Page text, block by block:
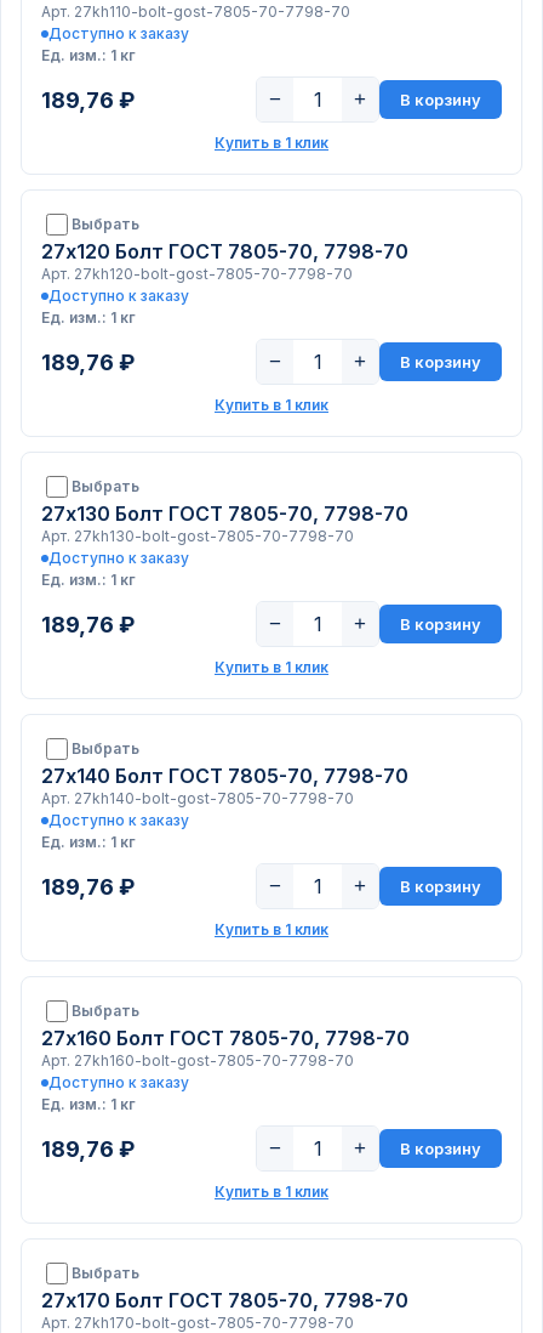
Арт. 27kh110-bolt-gost-7805-70-7798-70
Доступно к заказу
Ед. изм.: 1 кг
189,76 ₽ − + В корзину
Купить в 1 клик
Выбрать
27х120 Болт ГОСТ 7805-70, 7798-70
Арт. 27kh120-bolt-gost-7805-70-7798-70
Доступно к заказу
Ед. изм.: 1 кг
189,76 ₽ − + В корзину
Купить в 1 клик
Выбрать
27х130 Болт ГОСТ 7805-70, 7798-70
Арт. 27kh130-bolt-gost-7805-70-7798-70
Доступно к заказу
Ед. изм.: 1 кг
189,76 ₽ − + В корзину
Купить в 1 клик
Выбрать
27х140 Болт ГОСТ 7805-70, 7798-70
Арт. 27kh140-bolt-gost-7805-70-7798-70
Доступно к заказу
Ед. изм.: 1 кг
189,76 ₽ − + В корзину
Купить в 1 клик
Выбрать
27х160 Болт ГОСТ 7805-70, 7798-70
Арт. 27kh160-bolt-gost-7805-70-7798-70
Доступно к заказу
Ед. изм.: 1 кг
189,76 ₽ − + В корзину
Купить в 1 клик
Выбрать
27х170 Болт ГОСТ 7805-70, 7798-70
Арт. 27kh170-bolt-gost-7805-70-7798-70